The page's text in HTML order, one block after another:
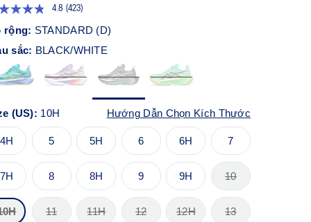
4.8 Đọc
423
đánh
giá.
Liên
kết
trang
(423)
rộng: STANDARD (D)
sắc: BLACK/WHITE
(US): 10H Hướng Dẫn Chọn Kích Thước
4H 5 5H 6 6H 7
7H 8 8H 9 9H 10
11 11H 12 12H 13